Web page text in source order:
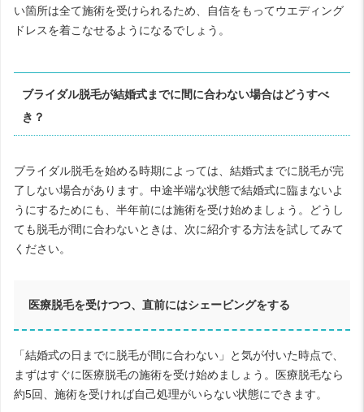
い箇所は全て施術を受けられるため、自信をもってウエディング
ドレスを着こなせるようになるでしょう。
ブライダル脱毛が結婚式までに間に合わない場合はどうすべ
き？
ブライダル脱毛を始める時期によっては、結婚式までに脱毛が完
了しない場合があります。中途半端な状態で結婚式に臨まないよ
うにするためにも、半年前には施術を受け始めましょう。どうし
ても脱毛が間に合わないときは、次に紹介する方法を試してみて
ください。
医療脱毛を受けつつ、直前にはシェービングをする
「結婚式の日までに脱毛が間に合わない」と気が付いた時点で、
まずはすぐに医療脱毛の施術を受け始めましょう。医療脱毛なら
約5回、施術を受ければ自己処理がいらない状態にできます。